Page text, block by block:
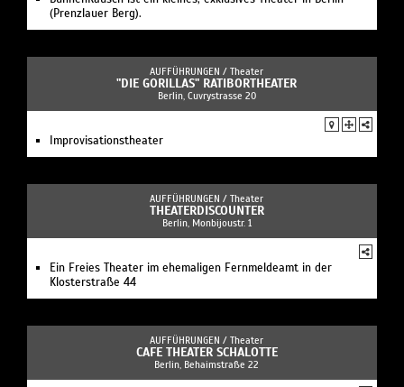
(Prenzlauer Berg).
AUFFÜHRUNGEN / Theater
"DIE GORILLAS" RATIBORTHEATER
Berlin, Cuvrystrasse 20
Improvisationstheater
AUFFÜHRUNGEN / Theater
THEATERDISCOUNTER
Berlin, Monbijoustr. 1
Ein Freies Theater im ehemaligen Fernmeldeamt in der
Klosterstraße 44
AUFFÜHRUNGEN / Theater
CAFE THEATER SCHALOTTE
Berlin, Behaimstraße 22